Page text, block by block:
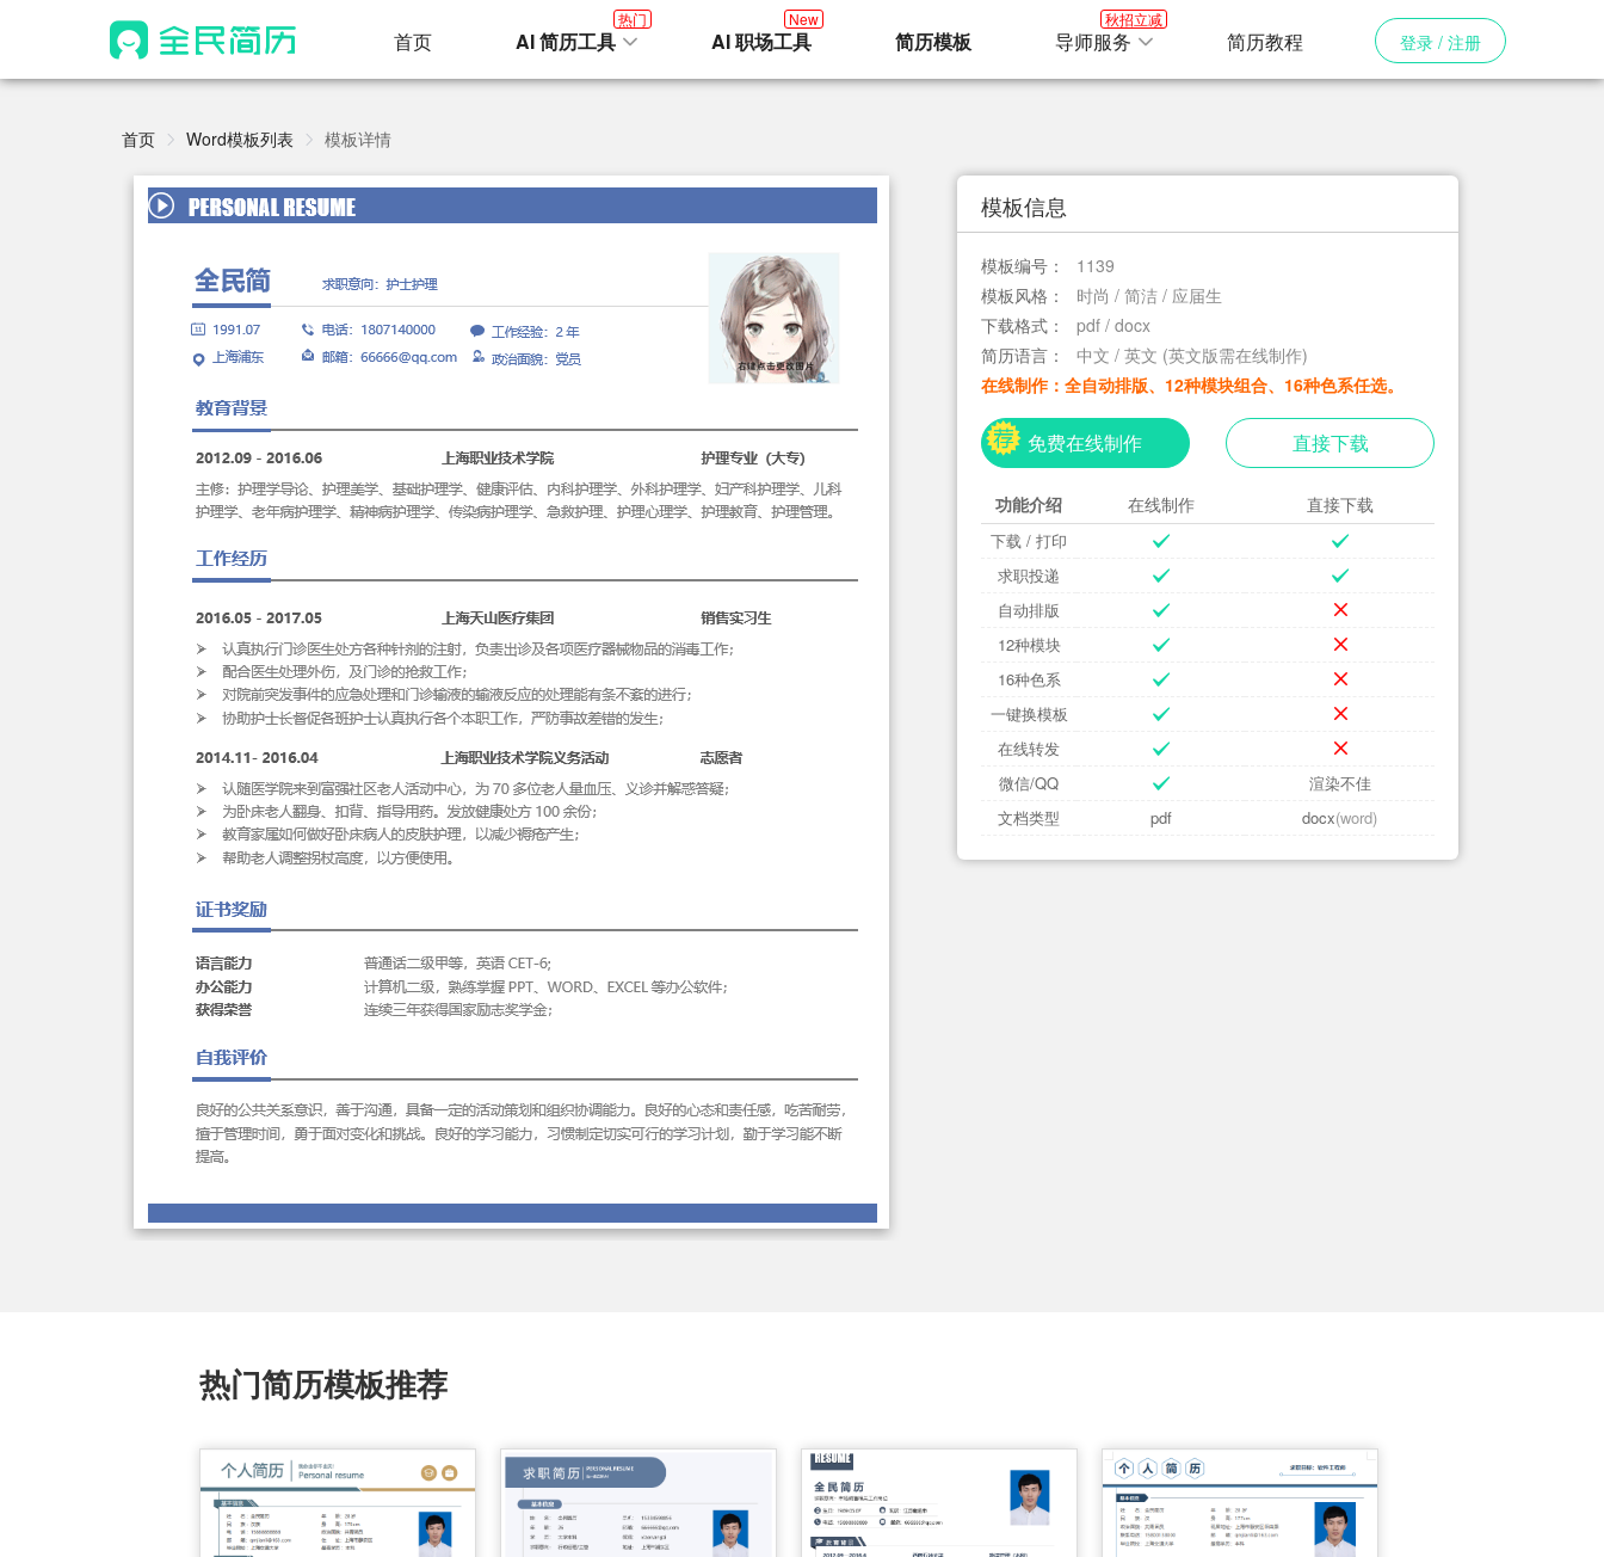
首页 AI 简历工具
热门
AI 职场工具
New
简历模板 导师服务
秋招立减
简历教程 登录 / 注册
首页 Word模板列表 模板详情
模板信息
模板编号：
1139
模板风格：
时尚 / 简洁 / 应届生
下载格式：
pdf / docx
简历语言：
中文 / 英文 (英文版需在线制作)
在线制作：全自动排版、12种模块组合、16种色系任选。
免费在线制作 直接下载
功能介绍 在线制作 直接下载
下载 / 打印
求职投递
自动排版
12种模块
16种色系
一键换模板
在线转发
微信/QQ
渲染不佳
文档类型
pdf docx(word)
热门简历模板推荐